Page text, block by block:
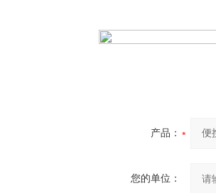
产品：
您的单位：